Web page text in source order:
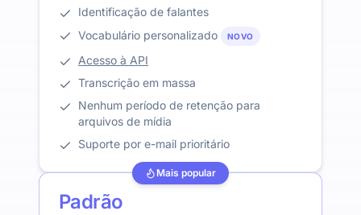
Identificação de falantes
Vocabulário personalizado
NOVO
Acesso à API
Transcrição em massa
Nenhum período de retenção para
arquivos de mídia
Suporte por e-mail prioritário
Mais popular
Padrão